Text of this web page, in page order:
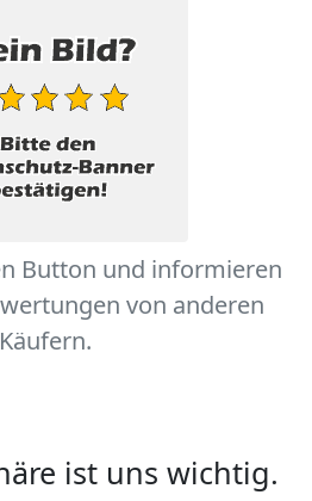
Button und informieren
von anderen
Käufern.
ist uns wichtig.